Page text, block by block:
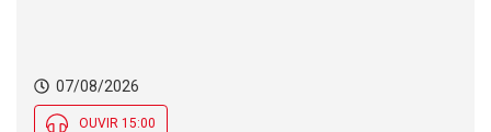
07/08/2026
OUVIR 15:00